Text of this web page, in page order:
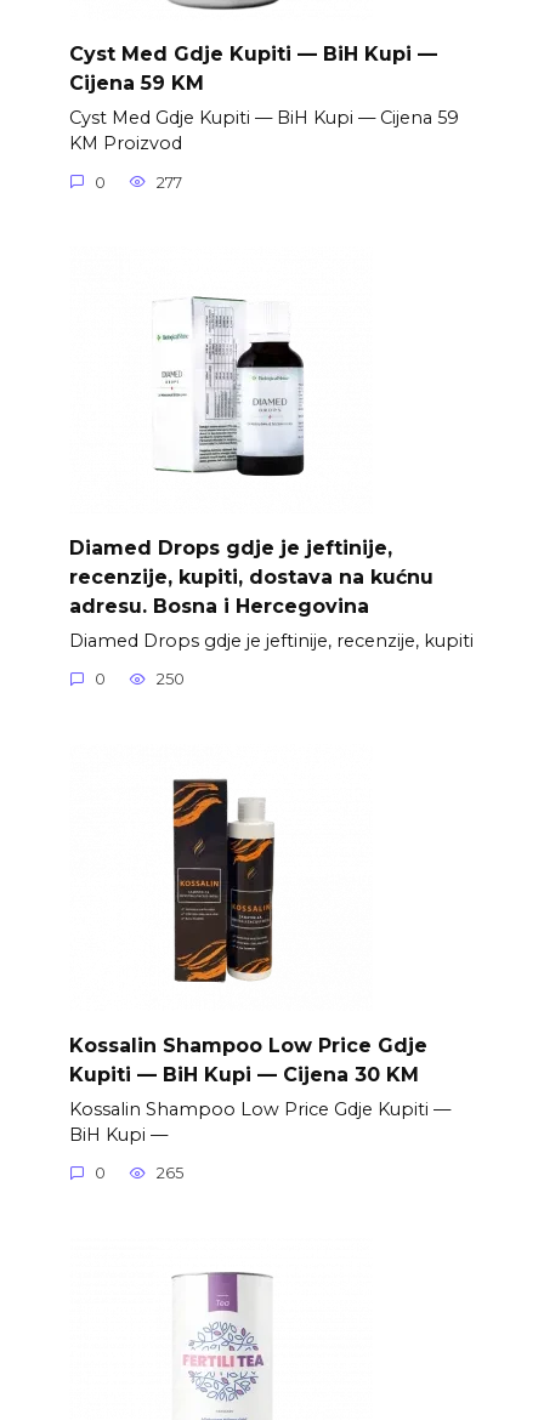
Cyst Med Gdje Kupiti — BiH Kupi —
Cijena 59 KM
Cyst Med Gdje Kupiti — BiH Kupi — Cijena 59
KM Proizvod
0 277
Diamed Drops gdje je jeftinije,
recenzije, kupiti, dostava na kućnu
adresu. Bosna i Hercegovina
Diamed Drops gdje je jeftinije, recenzije, kupiti
0 250
Kossalin Shampoo Low Price Gdje
Kupiti — BiH Kupi — Cijena 30 KM
Kossalin Shampoo Low Price Gdje Kupiti —
BiH Kupi —
0 265